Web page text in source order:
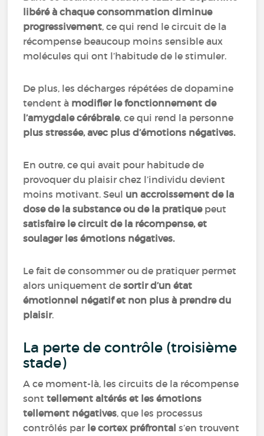
libéré à chaque consommation diminue
progressivement, ce qui rend le circuit de la
récompense beaucoup moins sensible aux
molécules qui ont l’habitude de le stimuler.
De plus, les décharges répétées de dopamine
tendent à modifier le fonctionnement de
l’amygdale cérébrale, ce qui rend la personne
plus stressée, avec plus d’émotions négatives.
En outre, ce qui avait pour habitude de
provoquer du plaisir chez l’individu devient
moins motivant. Seul un accroissement de la
dose de la substance ou de la pratiquepeut
satisfaire le circuit de la récompense, et
soulager les émotions négatives.
Le fait de consommer ou de pratiquer permet
alors uniquement desortir d’un état
émotionnel négatif et non plus à prendre du
plaisir.
La perte de contrôle (troisième
stade)
A ce moment-là, les circuits de la récompense
sonttellement altérés et les émotions
tellement négatives, que les processus
contrôlés par le cortex préfrontal s’en trouvent